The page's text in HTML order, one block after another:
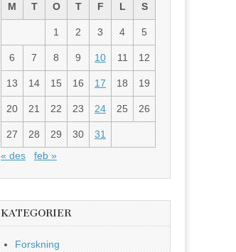
M
T O T F L S
1 2 3 4 5
6 7 8 9 10 11 12
13 14 15 16 17 18 19
20 21 22 23 24 25 26
27 28 29 30
31
« des
feb »
KATEGORIER
Forskning